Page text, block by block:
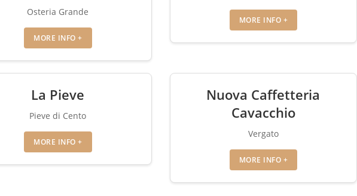
Osteria Grande
MORE INFO +
MORE INFO +
La Pieve
Pieve di Cento
MORE INFO +
Nuova Caffetteria
Cavacchio
Vergato
MORE INFO +